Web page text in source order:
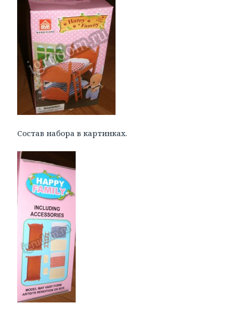
Состав набора в картинках.